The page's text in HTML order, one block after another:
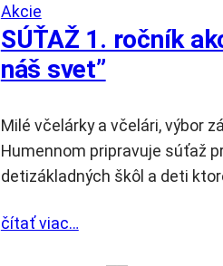
Akcie
SÚŤAŽ 1. ročník
náš svet”
Milé včelárky a včelári, výbor
Humennom pripravuje súťaž
detizákladných škôl a deti
čítať viac…